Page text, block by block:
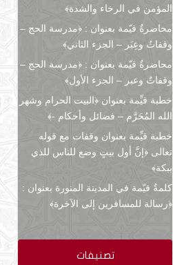
المؤمن في الرخاء والشدة﴾
محاضرةٌ قيّمة بعنوان : ﴿مدرسة الحج –
وقفاتٌ وعِبَر – الجزء الثاني﴾
محاضرةٌ قيّمة بعنوان : ﴿مدرسة الحج –
وقفاتٌ وعبر – الجزء الأول﴾
خطبة قيِّمة بعنوان ﴿البيت الحرام وشهر
الله المُحَرَّم – فضائل وأحكام -﴾
خطبة قيِّمة بعنوان وقفات مع قوله
تعالى ﴿إنَّ أول بيتٍ وضع للناس للذي
ببكة﴾
كلمةٌ قيّمة في المدينة المنورة بعنوان :
﴿رسالة للمسافرين إلى الآخرة﴾
تصنيفات